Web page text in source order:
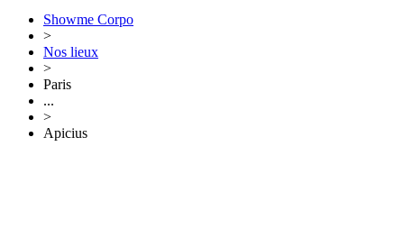
Showme Corpo
>
Nos lieux
>
Paris
...
>
Apicius